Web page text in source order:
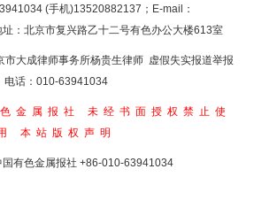
(手机)13520882137；E-mail：
址：北京市复兴路乙十二号有色办公大楼613室
大成律师事务所杨贵生律师 虚假失实报道举报
电话：010-63941034
金属报社
未经书面授权禁止使
本站版权声明
有色金属报社 +86-010-63941034